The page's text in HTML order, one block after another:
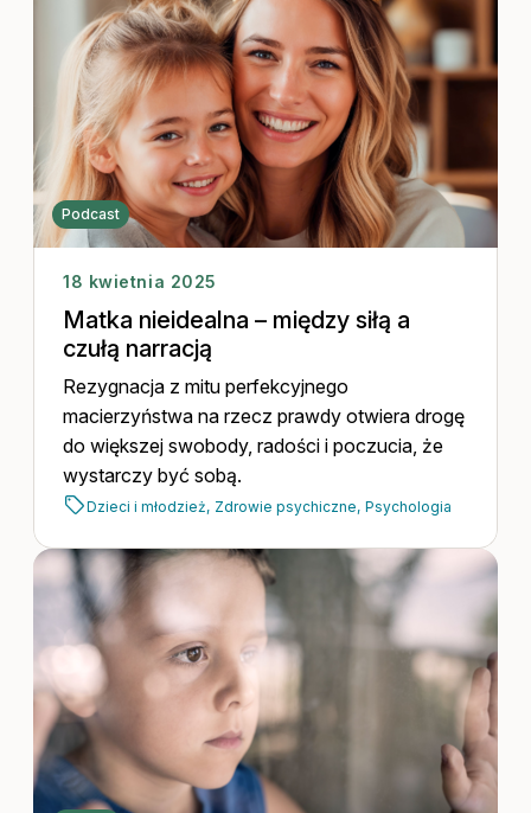
Podcast
18 kwietnia 2025
Matka nieidealna – między siłą a
czułą narracją
Rezygnacja z mitu perfekcyjnego
macierzyństwa na rzecz prawdy otwiera drogę
do większej swobody, radości i poczucia, że
wystarczy być sobą.
Dzieci i młodzież, Zdrowie psychiczne, Psychologia